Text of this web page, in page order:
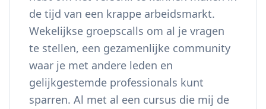
de tijd van een krappe arbeidsmarkt.
Wekelijkse groepscalls om al je vragen
te stellen, een gezamenlijke community
waar je met andere leden en
gelijkgestemde professionals kunt
sparren. Al met al een cursus die mij de